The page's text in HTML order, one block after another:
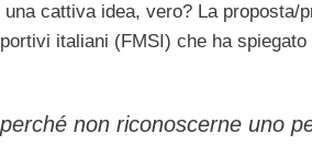
cattiva idea, vero? La
italiani (FMSI) che ha spiegato
perché non riconoscerne uno